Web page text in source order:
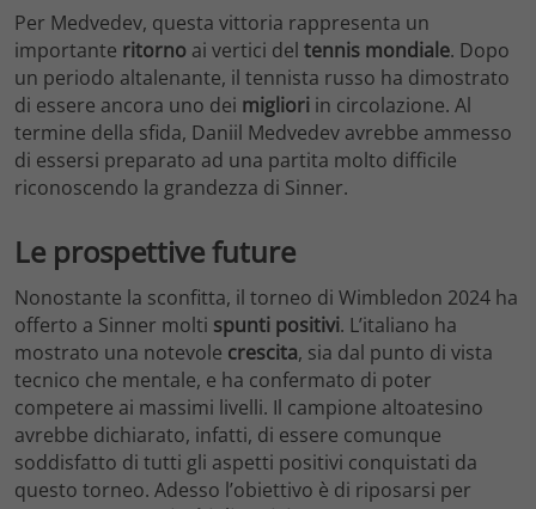
Per Medvedev, questa vittoria rappresenta un
importante ritorno ai vertici del tennis mondiale. Dopo
un periodo altalenante, il tennista russo ha dimostrato
di essere ancora uno dei migliori in circolazione. Al
termine della sfida, Daniil Medvedev avrebbe ammesso
di essersi preparato ad una partita molto difficile
riconoscendo la grandezza di Sinner.
Le prospettive future
Nonostante la sconfitta, il torneo di Wimbledon 2024 ha
offerto a Sinner molti spunti positivi. L’italiano ha
mostrato una notevole crescita, sia dal punto di vista
tecnico che mentale, e ha confermato di poter
competere ai massimi livelli. Il campione altoatesino
avrebbe dichiarato, infatti, di essere comunque
soddisfatto di tutti gli aspetti positivi conquistati da
questo torneo. Adesso l’obiettivo è di riposarsi per